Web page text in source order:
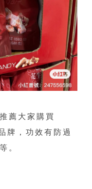
薦大家購買
牌，功效有防過
。